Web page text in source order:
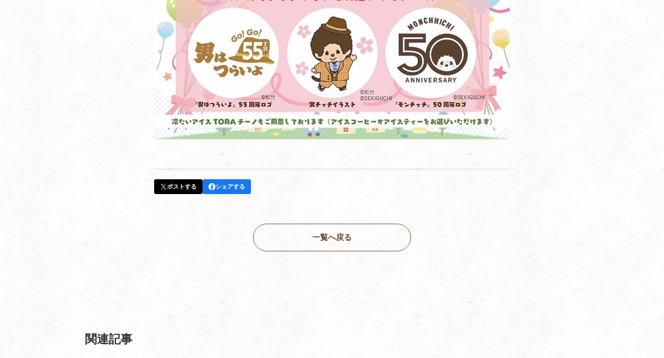
ポストする シェアする
一覧へ戻る
関連記事